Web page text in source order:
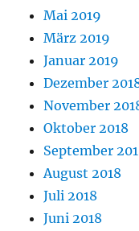
Mai 2019
März 2019
Januar 2019
Dezember
November
Oktober 2018
September
August 2018
Juli 2018
Juni 2018